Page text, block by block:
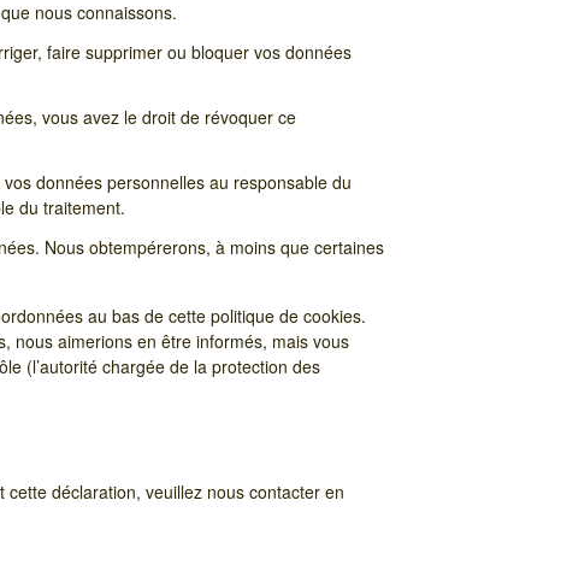
nous connaissons.
faire supprimer ou bloquer vos données
vous avez le droit de révoquer ce
données personnelles au responsable du
du traitement.
Nous obtempérerons, à moins que certaines
au bas de cette politique de cookies.
nous aimerions en être informés, mais vous
(l’autorité chargée de la protection des
déclaration, veuillez nous contacter en